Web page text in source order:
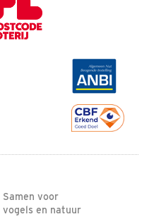
Samen voor
vogels en natuur